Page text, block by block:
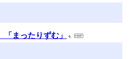
「まったりずむ」